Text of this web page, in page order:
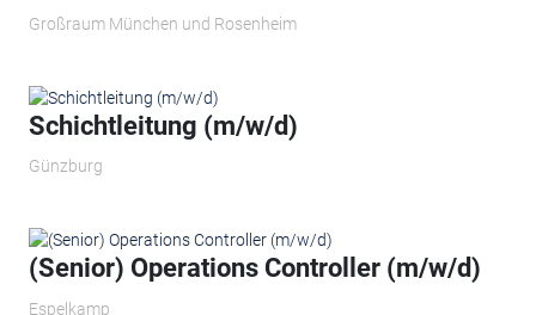
Großraum München und Rosenheim
Schichtleitung (m/w/d)
Günzburg
(Senior) Operations Controller (m/w/d)
Espelkamp